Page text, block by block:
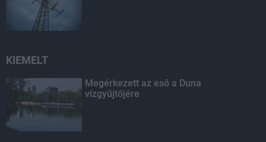
KIEMELT
Megérkezett az eső a Duna
vízgyűjtőjére